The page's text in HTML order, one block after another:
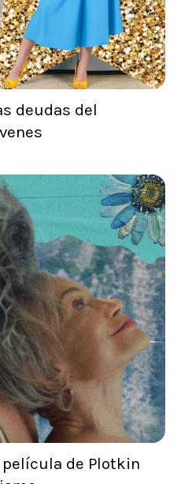
deudas del
de Plotkin